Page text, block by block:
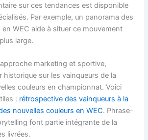
sur ces tendances est disponible
Par exemple, un panorama des
WEC aide à situer ce mouvement
large.
marketing et sportive,
historique sur les vainqueurs de la
couleurs en championnat. Voici
: rétrospective des vainqueurs à la
nouvelles couleurs en WEC. Phrase-
font partie intégrante de la
livrées.